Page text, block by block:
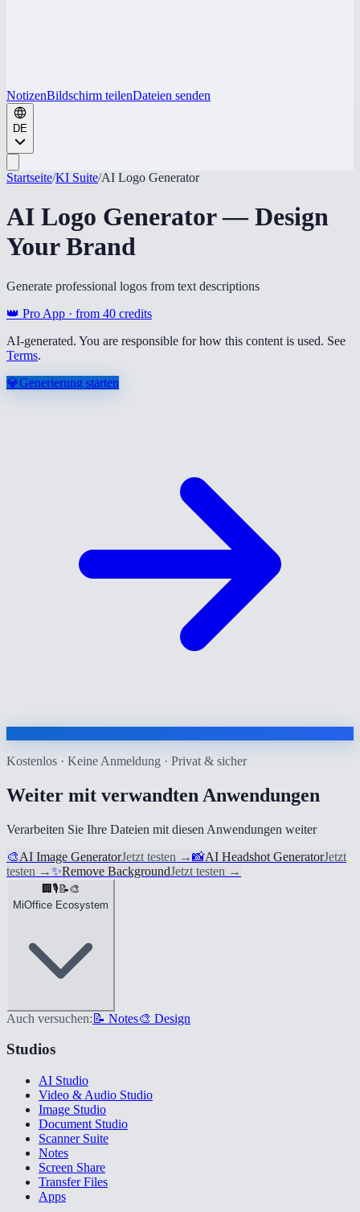
NotizenBildschirm teilenDateien senden
DE
Startseite/KI Suite/AI Logo Generator
AI Logo Generator — Design
Your Brand
Generate professional logos from text descriptions
👑 Pro App · from 40 credits
AI-generated. You are responsible for how this content is used. See
Terms.
💎Generierung starten
Kostenlos · Keine Anmeldung · Privat & sicher
Weiter mit verwandten Anwendungen
Verarbeiten Sie Ihre Dateien mit diesen Anwendungen weiter
🎨AI Image GeneratorJetzt testen →📸AI Headshot GeneratorJetzt
testen →✨Remove BackgroundJetzt testen →
🏢🎙️📝🎨
MiOffice Ecosystem
Auch versuchen: 📝 Notes🎨 Design
Studios
AI Studio
Video & Audio Studio
Image Studio
Document Studio
Scanner Suite
Notes
Screen Share
Transfer Files
Apps